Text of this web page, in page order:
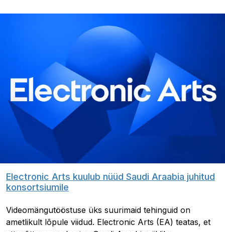
Electronic Arts kuulub nüüd Saudi Araabia juhitud
konsortsiumile
Videomängutööstuse üks suurimaid tehinguid on
ametlikult lõpule viidud. Electronic Arts (EA) teatas, et